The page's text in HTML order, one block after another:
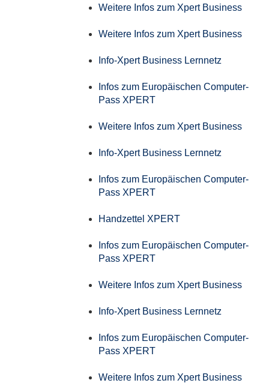
Weitere Infos zum Xpert Business
Weitere Infos zum Xpert Business
Info-Xpert Business Lernnetz
Infos zum Europäischen Computer-
Pass XPERT
Weitere Infos zum Xpert Business
Info-Xpert Business Lernnetz
Infos zum Europäischen Computer-
Pass XPERT
Handzettel XPERT
Infos zum Europäischen Computer-
Pass XPERT
Weitere Infos zum Xpert Business
Info-Xpert Business Lernnetz
Infos zum Europäischen Computer-
Pass XPERT
Weitere Infos zum Xpert Business